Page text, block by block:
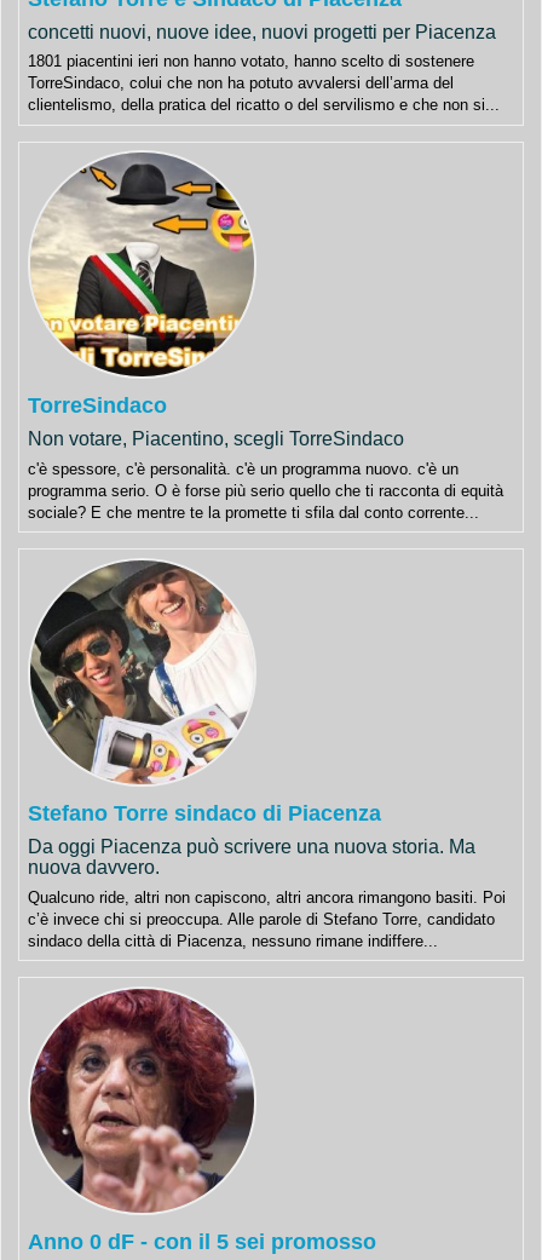
concetti nuovi, nuove idee, nuovi progetti per Piacenza
1801 piacentini ieri non hanno votato, hanno scelto di sostenere
TorreSindaco, colui che non ha potuto avvalersi dell’arma del
clientelismo, della pratica del ricatto o del servilismo e che non si...
TorreSindaco
Non votare, Piacentino, scegli TorreSindaco
c'è spessore, c'è personalità. c'è un programma nuovo. c'è un
programma serio. O è forse più serio quello che ti racconta di equità
sociale? E che mentre te la promette ti sfila dal conto corrente...
Stefano Torre sindaco di Piacenza
Da oggi Piacenza può scrivere una nuova storia. Ma
nuova davvero.
Qualcuno ride, altri non capiscono, altri ancora rimangono basiti. Poi
c’è invece chi si preoccupa. Alle parole di Stefano Torre, candidato
sindaco della città di Piacenza, nessuno rimane indiffere...
Anno 0 dF - con il 5 sei promosso